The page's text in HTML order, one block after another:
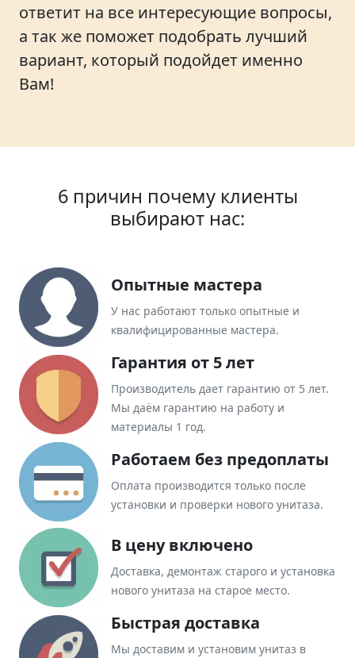
ответит на все интересующие вопросы,
а так же поможет подобрать лучший
вариант, который подойдет именно
Вам!
6 причин почему клиенты
выбирают нас:
Опытные мастера
У нас работают только опытные и
квалифицированные мастера.
Гарантия от 5 лет
Производитель дает гарантию от 5 лет.
Мы даём гарантию на работу и
материалы 1 год.
Работаем без предоплаты
Оплата производится только после
установки и проверки нового унитаза.
В цену включено
Доставка, демонтаж старого и установка
нового унитаза на старое место.
Быстрая доставка
Мы доставим и установим унитаз в